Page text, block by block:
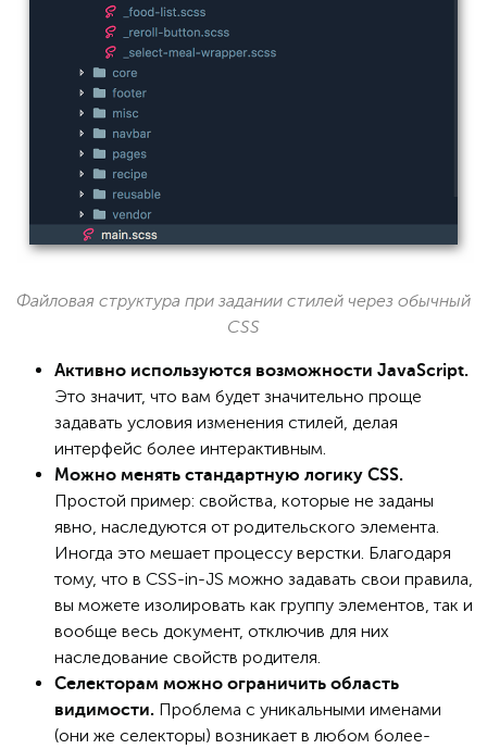
Файловая структура при задании стилей через обычный
CSS
Активно используются возможности JavaScript.
Это значит, что вам будет значительно проще
задавать условия изменения стилей, делая
интерфейс более интерактивным.
Можно менять стандартную логику CSS.
Простой пример: свойства, которые не заданы
явно, наследуются от родительского элемента.
Иногда это мешает процессу верстки. Благодаря
тому, что в CSS-in-JS можно задавать свои правила,
вы можете изолировать как группу элементов, так и
вообще весь документ, отключив для них
наследование свойств родителя.
Селекторам можно ограничить область
видимости. Проблема с уникальными именами
(они же селекторы) возникает в любом более-